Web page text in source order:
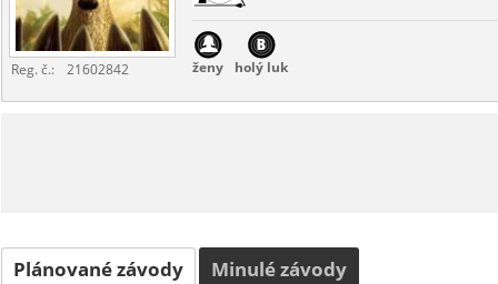
Reg. č.: 21602842 ženy holý luk
Plánované závody Minulé závody